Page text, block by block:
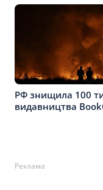
РФ знищила 100
видавництва
Реклама